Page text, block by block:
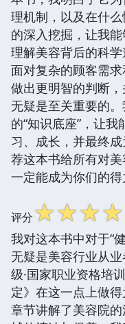
理机制，以及在什
的深入挖掘，让我
理解美容背后的科
面对复杂的顾客需
做出更明智的判断
无疑是至关重要的
的“知识底座”，让
习、成长，并最终
荐这本书给所有对
一定能成为你们的得
评分☆☆☆☆
我对这本书中对于“
无疑是美容行业从
级·国家职业资格培
定》在这一点上做
章节讲解了美容院